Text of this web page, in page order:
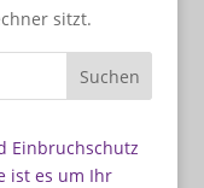
sitzt.
Einbruchschutz
ist es um Ihr